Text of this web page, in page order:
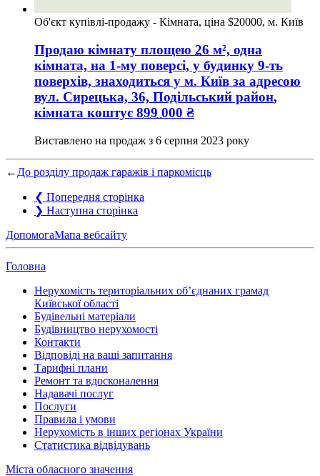
Об'єкт купівлі-продажу - Кімната, ціна $20000, м. Київ
Продаю кімнату площею 26 м², одна
кімната, на 1-му поверсі, у будинку 9-ть
поверхів, знаходиться у м. Київ за адресою
вул. Сирецька, 36, Подільський район,
кімната коштує 899 000 ₴
Виставлено на продаж з 6 серпня 2023 року
← До розділу продаж гаражів і паркомісць
❮ Попередня сторінка
❯ Наступна сторінка
ДопомогаМапа вебсайту
Головна
Нерухомість територіальних об’єднаних грамад
Київської області
Будівельні матеріали
Будівництво нерухомості
Контакти
Відповіді на ваші запитання
Тарифні плани
Ремонт та вдосконалення
Надавачі послуг
Послуги
Правила і умови
Нерухомість в інших регіонах України
Статистика відвідувань
Міста обласного значення